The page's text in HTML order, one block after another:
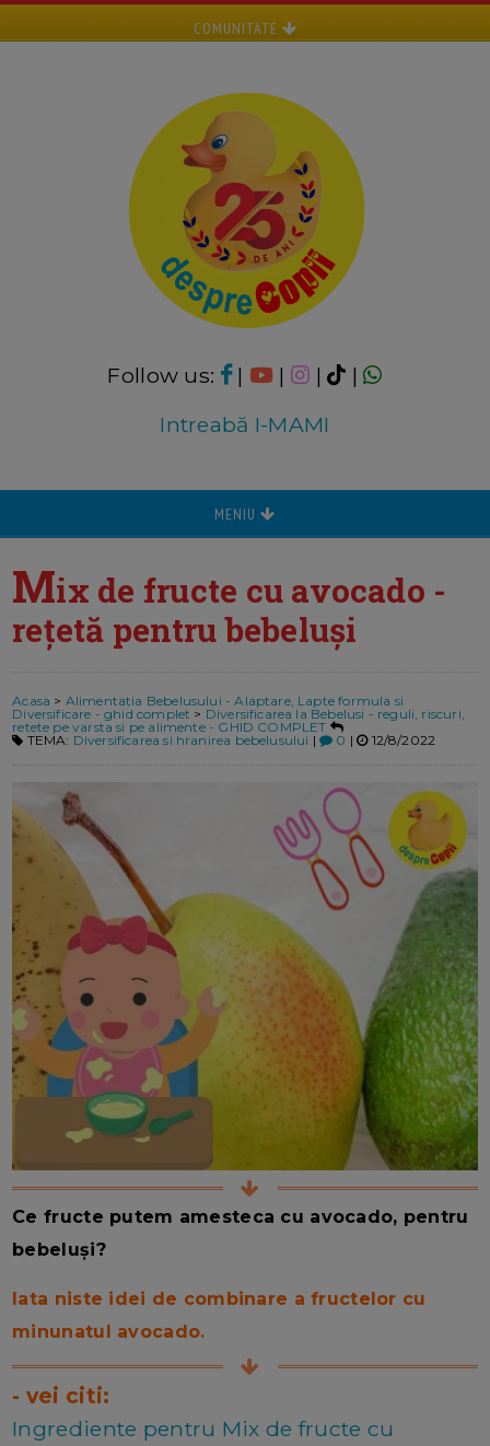
COMUNITATE
Follow us: | | |
|
Intreabă I-MAMI
MENIU
Mix de fructe cu avocado -
rețetă pentru bebeluși
Acasa > Alimentatia Bebelusului - Alaptare, Lapte formula si
Diversificare - ghid complet > Diversificarea la Bebelusi - reguli, riscuri,
retete pe varsta si pe alimente - GHID COMPLET
TEMA: Diversificarea si hranirea bebelusului | 0 | 12/8/2022
Ce fructe putem amesteca cu avocado, pentru
bebeluși?
Iata niste idei de combinare a fructelor cu
minunatul avocado.
- vei citi:
Ingrediente pentru Mix de fructe cu